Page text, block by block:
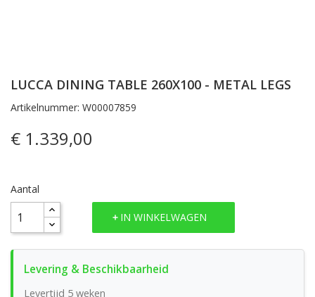
LUCCA DINING TABLE 260X100 - METAL LEGS
Artikelnummer: W00007859
€ 1.339,00
Aantal
IN WINKELWAGEN
Levertijd 5 weken